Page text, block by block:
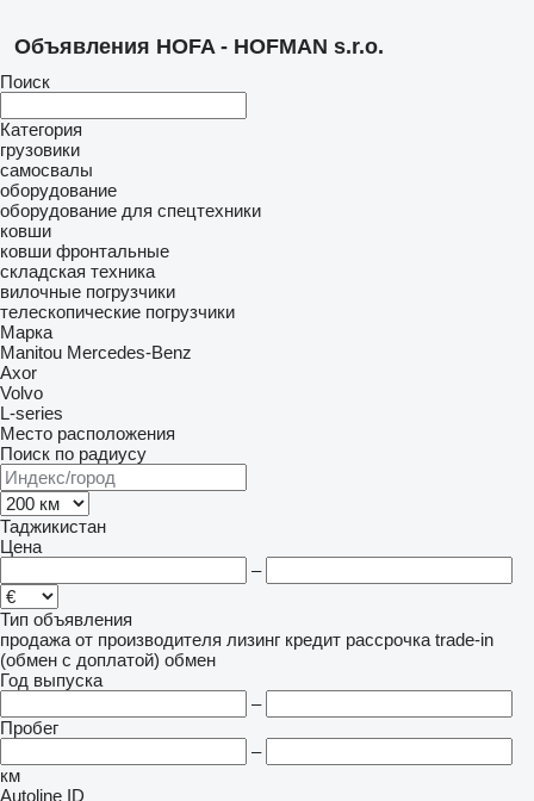
Объявления HOFA - HOFMAN s.r.o.
Поиск
Категория
грузовики
самосвалы
оборудование
оборудование для спецтехники
ковши
ковши фронтальные
складская техника
вилочные погрузчики
телескопические погрузчики
Марка
Manitou Mercedes-Benz
Axor
Volvo
L-series
Место расположения
Поиск по радиусу
Таджикистан
Цена
–
Тип объявления
продажа от производителя лизинг кредит рассрочка trade-in
(обмен с доплатой) обмен
Год выпуска
–
Пробег
–
км
Autoline ID